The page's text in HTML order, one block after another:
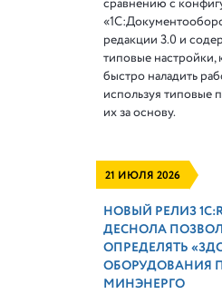
редакции 3.0 и
типовые настройки,
быстро наладить
используя типовые
их за основу.
21 ИЮЛЯ 2026
НОВЫЙ РЕЛИЗ
ДЕСНОЛА
ОПРЕДЕЛЯТЬ
ОБОРУДОВАНИЯ
МИНЭНЕРГО